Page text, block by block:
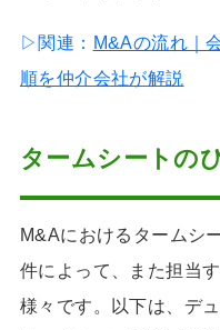
▷関連： M&Aの流れ｜
順を仲介会社が解説
タームシートの
M&Aにおけるタームシ
件によって、また担当
様々です。以下は、デ